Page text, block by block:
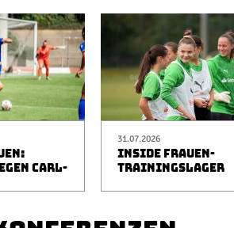
CARL-
31.07.2026
INSIDE FRAUEN-
TRAININGSLAGER